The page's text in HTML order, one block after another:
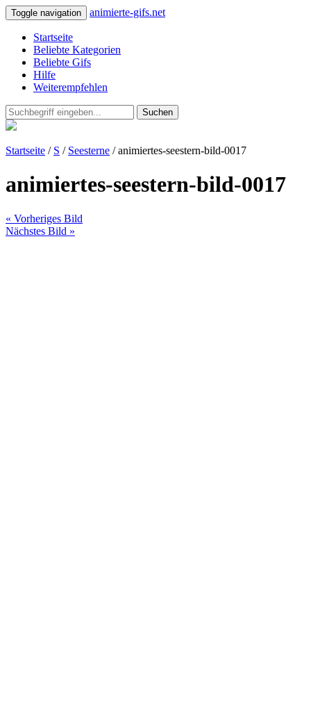
Toggle navigation animierte-gifs.net
Startseite
Beliebte Kategorien
Beliebte Gifs
Hilfe
Weiterempfehlen
Suchen
Startseite / S / Seesterne / animiertes-seestern-bild-0017
animiertes-seestern-bild-0017
« Vorheriges Bild
Nächstes Bild »